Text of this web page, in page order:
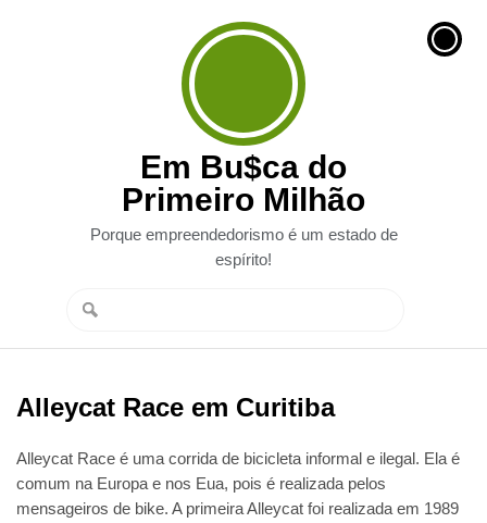
Em Bu$ca do
Primeiro Milhão
Porque empreendedorismo é um estado de
espírito!
Alleycat Race em Curitiba
Alleycat Race é uma corrida de bicicleta informal e ilegal. Ela é
comum na Europa e nos Eua, pois é realizada pelos
mensageiros de bike. A primeira Alleycat foi realizada em 1989